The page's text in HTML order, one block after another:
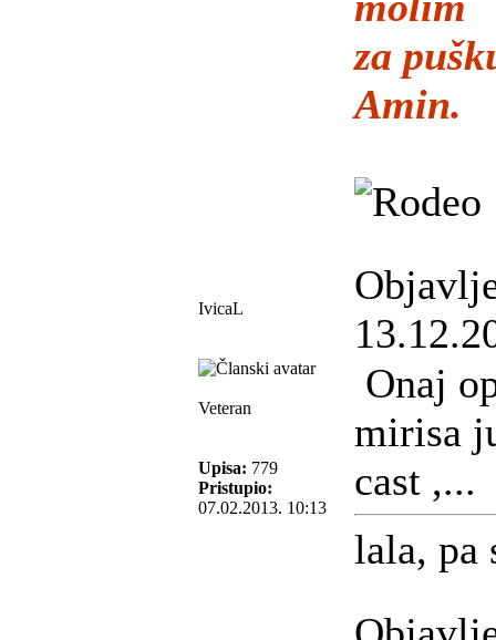
za
Amin.
IvicaL
Veteran
Upisa: 779
Pristupio:
07.02.2013. 10:13
Onaj
mirisa
cast ,...
lala, pa